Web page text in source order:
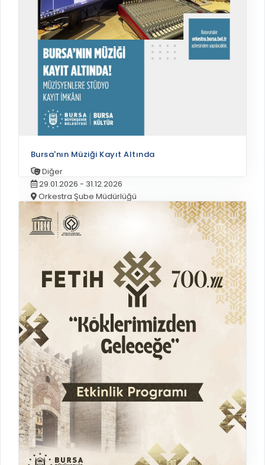
Bursa'nın Müziği Kayıt Altında
Diğer
29.01.2026 - 31.12.2026
Orkestra Şube Müdürlüğü